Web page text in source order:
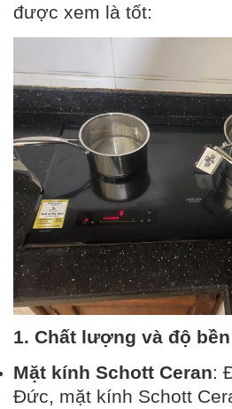
được xem là tốt:
1. Chất lượng và độ
Mặt kính Schott Ceran:
Đức, mặt kính Schott